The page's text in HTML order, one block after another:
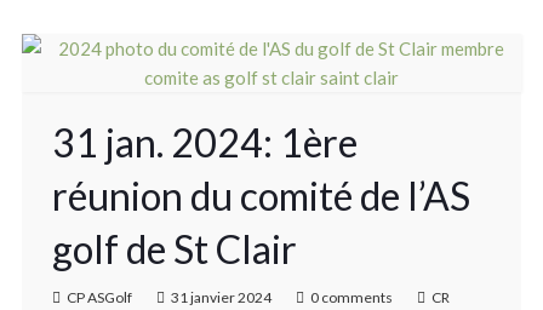
31 jan. 2024: 1ère
réunion du comité de l’AS
golf de St Clair
CP ASGolf 31 janvier 2024 0 comments
CR